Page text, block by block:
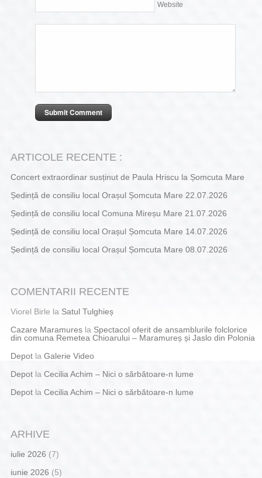
Website
ARTICOLE RECENTE :
Concert extraordinar susținut de Paula Hriscu la Șomcuta Mare
Ședință de consiliu local Orașul Șomcuta Mare 22.07.2026
Ședință de consiliu local Comuna Mireșu Mare 21.07.2026
Ședință de consiliu local Orașul Șomcuta Mare 14.07.2026
Ședință de consiliu local Orașul Șomcuta Mare 08.07.2026
COMENTARII RECENTE
Viorel Birle la Satul Tulghieș
Cazare Maramuresla Spectacol oferit de ansamblurile folclorice
din comuna Remetea Chioarului – Maramureș și Jaslo din Polonia
Depotla Galerie Video
Depotla Cecilia Achim – Nici o sărbătoare-n lume
Depotla Cecilia Achim – Nici o sărbătoare-n lume
ARHIVE
iulie 2026 (7)
iunie 2026 (5)